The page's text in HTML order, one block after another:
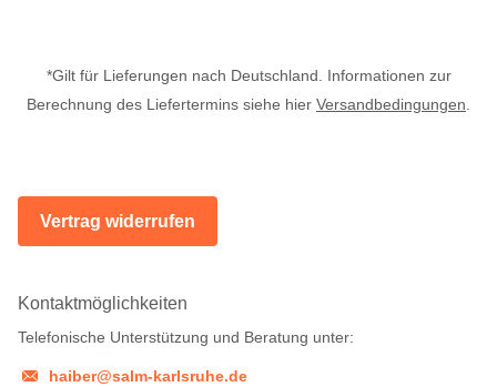
*Gilt für Lieferungen nach Deutschland. Informationen zur
Berechnung des Liefertermins siehe hier Versandbedingungen.
Vertrag widerrufen
Kontaktmöglichkeiten
Telefonische Unterstützung und Beratung unter:
haiber@salm-karlsruhe.de